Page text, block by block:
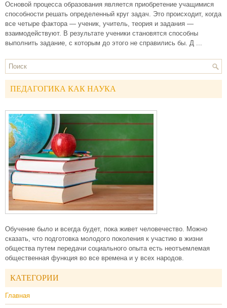
Основой процесса образования является приобретение учащимися
способности решать определенный круг задач. Это происходит, когда
все четыре фактора — ученик, учитель, теория и задания —
взаимодействуют. В результате ученики становятся способны
выполнить задание, с которым до этого не справились бы. Д ...
ПЕДАГОГИКА КАК НАУКА
Обучение было и всегда будет, пока живет человечество. Можно
сказать, что подготовка молодого поколения к участию в жизни
общества путем передачи социального опыта есть неотъемлемая
общественная функция во все времена и у всех народов.
КАТЕГОРИИ
Главная